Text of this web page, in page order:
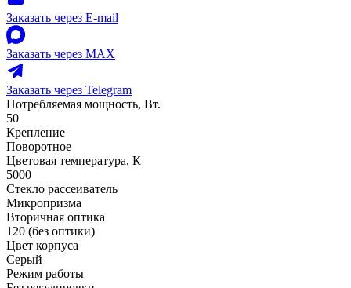
Заказать через E-mail
Заказать через MAX
Заказать через Telegram
Потребляемая мощность, Вт.
50
Крепление
Поворотное
Цветовая температура, К
5000
Стекло рассеиватель
Микропризма
Вторичная оптика
120 (без оптики)
Цвет корпуса
Серый
Режим работы